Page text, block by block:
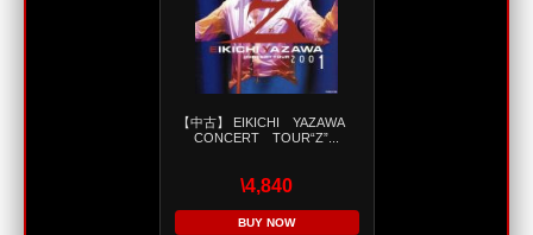
【中古】 EIKICHI YAZAWA
CONCERT TOUR“Z”...
\4,840
BUY NOW